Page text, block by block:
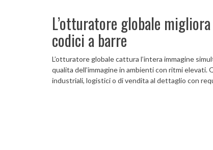
L’otturatore globale
codici a barre
L’otturatore globale cattura l’intera immagine
qualita dell’immagine in ambienti con ritmi
industriali, logistici o di vendita al dettaglio con